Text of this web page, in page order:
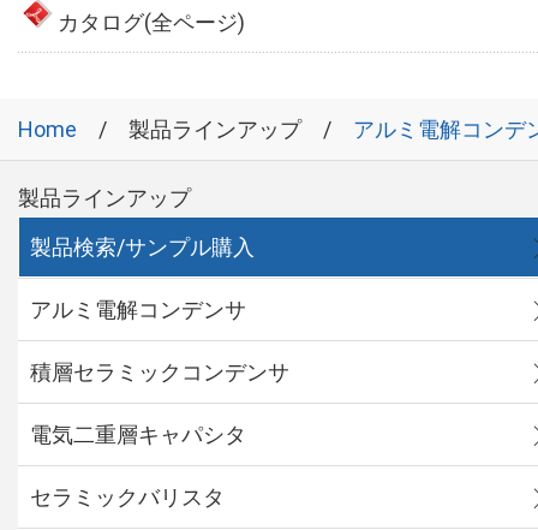
カタログ(全ページ)
Home 製品ラインアップ アルミ電解コンデ
製品ラインアップ
製品検索/サンプル購入
アルミ電解コンデンサ
積層セラミックコンデンサ
電気二重層キャパシタ
セラミックバリスタ